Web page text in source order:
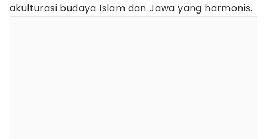
akulturasi budaya Islam dan Jawa yang harmonis.